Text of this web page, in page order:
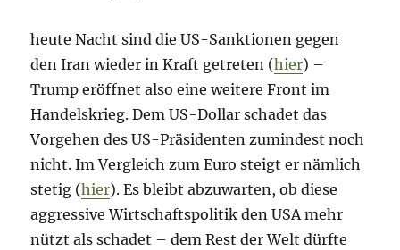
heute Nacht sind die US-Sanktionen gegen
den Iran wieder in Kraft getreten (hier) –
Trump eröffnet also eine weitere Front im
Handelskrieg. Dem US-Dollar schadet das
Vorgehen des US-Präsidenten zumindest noch
nicht. Im Vergleich zum Euro steigt er nämlich
stetig (hier). Es bleibt abzuwarten, ob diese
aggressive Wirtschaftspolitik den USA mehr
nützt als schadet – dem Rest der Welt dürfte